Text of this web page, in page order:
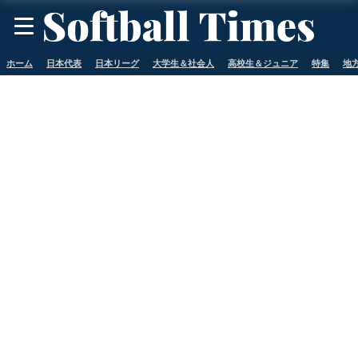
ホーム 日本代表 日本リーグ 大学生＆社会人 高校生＆ジュニア 特集 地